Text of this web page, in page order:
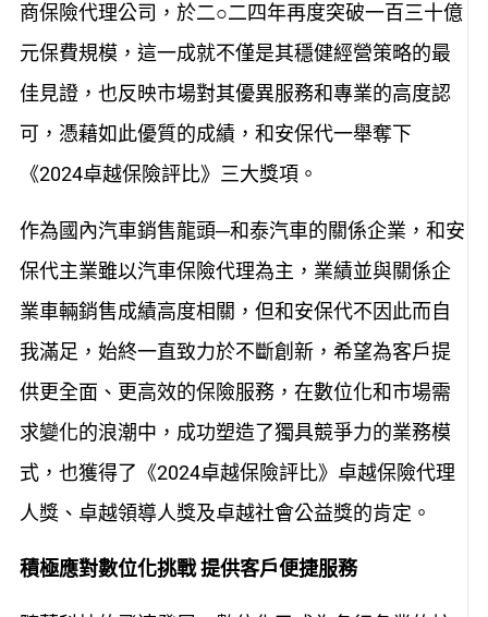
商保險代理公司，於二○二四年再度突破一百三十億
元保費規模，這一成就不僅是其穩健經營策略的最
佳見證，也反映市場對其優異服務和專業的高度認
可，憑藉如此優質的成績，和安保代一舉奪下
《2024卓越保險評比》三大獎項。
作為國內汽車銷售龍頭─和泰汽車的關係企業，和安
保代主業雖以汽車保險代理為主，業績並與關係企
業車輛銷售成績高度相關，但和安保代不因此而自
我滿足，始終一直致力於不斷創新，希望為客戶提
供更全面、更高效的保險服務，在數位化和市場需
求變化的浪潮中，成功塑造了獨具競爭力的業務模
式，也獲得了《2024卓越保險評比》卓越保險代理
人獎、卓越領導人獎及卓越社會公益獎的肯定。
積極應對數位化挑戰提供客戶便捷服務